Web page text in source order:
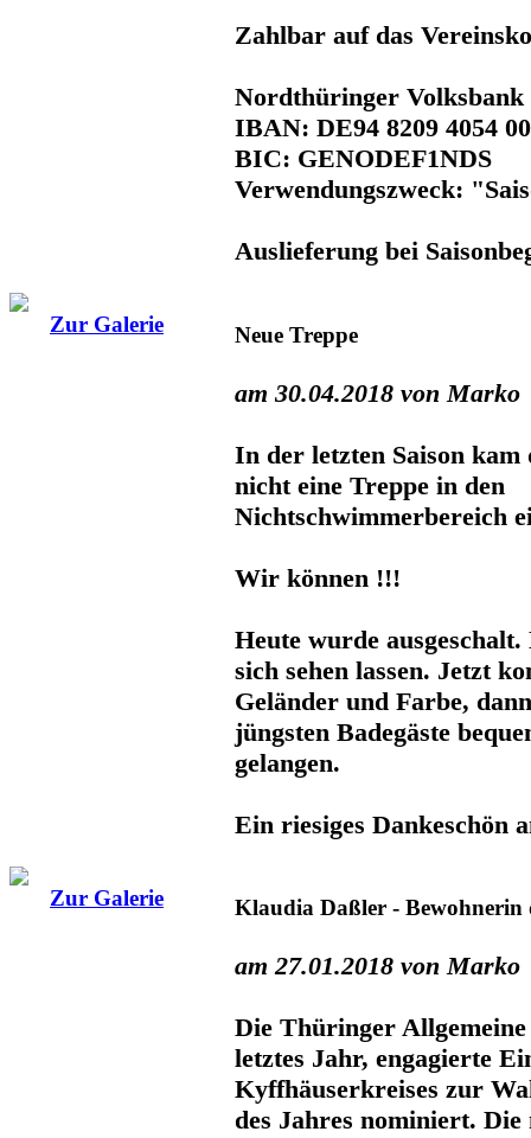
Zahlbar auf das
Nordthüringer Volksbank
IBAN: DE94 8209 4054
BIC: GENODEF1NDS
Verwendungszweck:
Auslieferung bei
Zur Galerie Neue Treppe
am 30.04.2018 von Marko
In der letzten Saison
nicht eine Treppe in den
Nichtschwimmerbereich
Wir können !!!
Heute wurde
sich sehen lassen. Jetzt
Geländer und Farbe,
jüngsten Badegäste
gelangen.
Ein riesiges Dankeschön
Zur Galerie Klaudia Daßler - Bewohnerin
am 27.01.2018 von Marko
Die Thüringer
letztes Jahr, engagierte
Kyffhäuserkreises zur
des Jahres nominiert. Die